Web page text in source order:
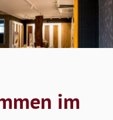
im